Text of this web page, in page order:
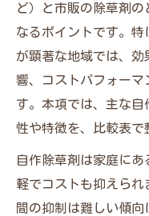
ど）と市販の除草剤
なるポイントです。
が顕著な地域では、
響、コストパフォーマ
す。本項では、主な
性や特徴を、比較表で
自作除草剤は家庭に
軽でコストも抑えられ
間の抑制は難しい傾向